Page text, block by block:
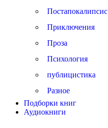
Постапокалипсис
Приключения
Проза
Психология
публицистика
Разное
Подборки книг
Аудиокниги